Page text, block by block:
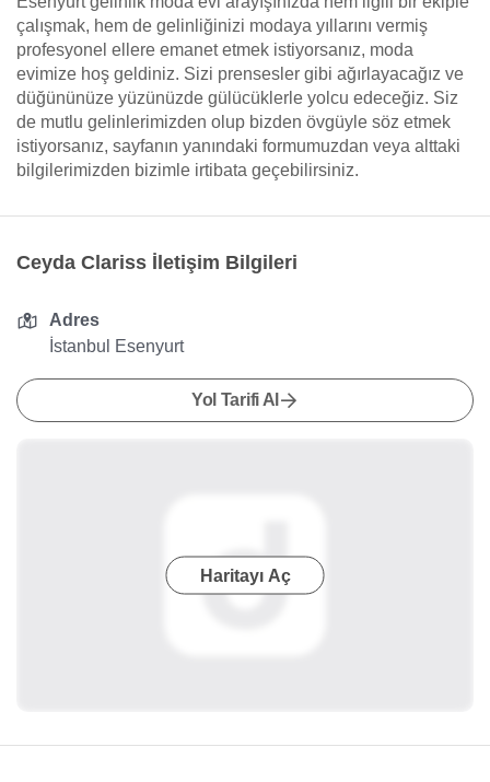
çalışmak, hem de gelinliğinizi modaya yıllarını vermiş
profesyonel ellere emanet etmek istiyorsanız, moda
evimize hoş geldiniz. Sizi prensesler gibi ağırlayacağız ve
düğününüze yüzünüzde gülücüklerle yolcu edeceğiz. Siz
de mutlu gelinlerimizden olup bizden övgüyle söz etmek
istiyorsanız, sayfanın yanındaki formumuzdan veya alttaki
bilgilerimizden bizimle irtibata geçebilirsiniz.
Ceyda Clariss İletişim Bilgileri
Adres
İstanbul Esenyurt
Yol Tarifi Al
Haritayı Aç